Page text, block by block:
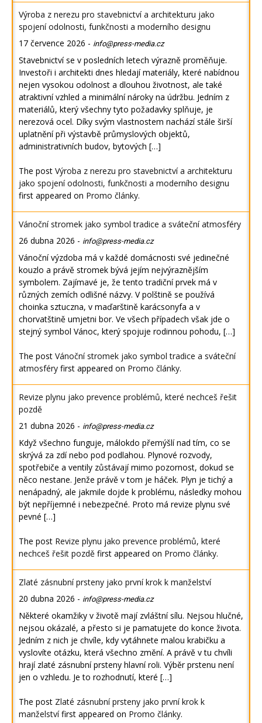
Výroba z nerezu pro stavebnictví a architekturu jako
spojení odolnosti, funkčnosti a moderního designu
17 července 2026 - info@press-media.cz
Stavebnictví se v posledních letech výrazně proměňuje.
Investoři i architekti dnes hledají materiály, které nabídnou
nejen vysokou odolnost a dlouhou životnost, ale také
atraktivní vzhled a minimální nároky na údržbu. Jedním z
materiálů, který všechny tyto požadavky splňuje, je
nerezová ocel. Díky svým vlastnostem nachází stále širší
uplatnění při výstavbě průmyslových objektů,
administrativních budov, bytových […]
The post Výroba z nerezu pro stavebnictví a architekturu
jako spojení odolnosti, funkčnosti a moderního designu
first appeared on Promo články.
Vánoční stromek jako symbol tradice a sváteční atmosféry
26 dubna 2026 - info@press-media.cz
Vánoční výzdoba má v každé domácnosti své jedinečné
kouzlo a právě stromek bývá jejím nejvýraznějším
symbolem. Zajímavé je, že tento tradiční prvek má v
různých zemích odlišné názvy. V polštině se používá
choinka sztuczna, v maďarštině karácsonyfa a v
chorvatštině umjetni bor. Ve všech případech však jde o
stejný symbol Vánoc, který spojuje rodinnou pohodu, […]
The post Vánoční stromek jako symbol tradice a sváteční
atmosféry first appeared on Promo články.
Revize plynu jako prevence problémů, které nechceš řešit
pozdě
21 dubna 2026 - info@press-media.cz
Když všechno funguje, málokdo přemýšlí nad tím, co se
skrývá za zdí nebo pod podlahou. Plynové rozvody,
spotřebiče a ventily zůstávají mimo pozornost, dokud se
něco nestane. Jenže právě v tom je háček. Plyn je tichý a
nenápadný, ale jakmile dojde k problému, následky mohou
být nepříjemné i nebezpečné. Proto má revize plynu své
pevné […]
The post Revize plynu jako prevence problémů, které
nechceš řešit pozdě first appeared on Promo články.
Zlaté zásnubní prsteny jako první krok k manželství
20 dubna 2026 - info@press-media.cz
Některé okamžiky v životě mají zvláštní sílu. Nejsou hlučné,
nejsou okázalé, a přesto si je pamatujete do konce života.
Jedním z nich je chvíle, kdy vytáhnete malou krabičku a
vyslovíte otázku, která všechno změní. A právě v tu chvíli
hrají zlaté zásnubní prsteny hlavní roli. Výběr prstenu není
jen o vzhledu. Je to rozhodnutí, které […]
The post Zlaté zásnubní prsteny jako první krok k
manželstvífirst appeared on Promo články.